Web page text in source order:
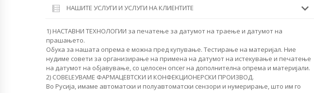
НАШИТЕ УСЛУГИ И УСЛУГИ НА КЛИЕНТИТЕ
1) НАСТАВНИ ТЕХНОЛОГИИ за печатење за датумот на траење и датумот на
прашањето.
Обука за нашата опрема е можна пред купување. Тестирање на материјал. Ние
нудиме совети за организирање на примена на датумот на истекување и печатење
на датумот на објавување, со целосен опсег на дополнителна опрема и материјали.
2) СОВЕLEУВАМЕ ФАРМАЦЕВТСКИ И КОНФЕКЦИОНЕРСКИ ПРОИЗВОД.
Во Русија, имаме автоматски и полуавтоматски сензори и нумерирање, што им го